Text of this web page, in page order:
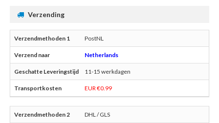
Verzending
PostNL
Netherlands
11-15 werkdagen
EUR €0.99
DHL / GLS